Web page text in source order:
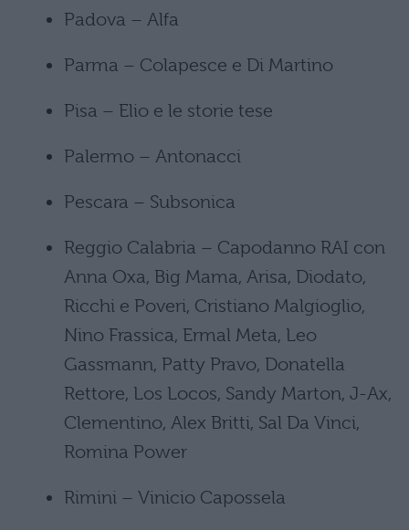
Padova – Alfa
Parma – Colapesce e Di Martino
Pisa – Elio e le storie tese
Palermo – Antonacci
Pescara – Subsonica
Reggio Calabria – Capodanno RAI con
Anna Oxa, Big Mama, Arisa, Diodato,
Ricchi e Poveri, Cristiano Malgioglio,
Nino Frassica, Ermal Meta, Leo
Gassmann, Patty Pravo, Donatella
Rettore, Los Locos, Sandy Marton, J-Ax,
Clementino, Alex Britti, Sal Da Vinci,
Romina Power
Rimini – Vinicio Capossela